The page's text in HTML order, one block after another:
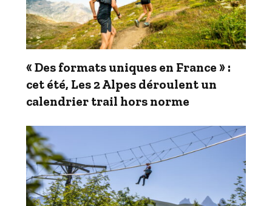
« Des formats uniques en France » :
cet été, Les 2 Alpes déroulent un
calendrier trail hors norme